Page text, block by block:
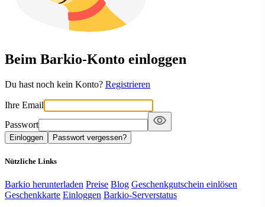
Beim Barkio-Konto einloggen
Du hast noch kein Konto? Registrieren
Ihre Email
Passwort
Einloggen Passwort vergessen?
Nützliche Links
Barkio herunterladen Preise Blog Geschenkgutschein einlösen
Geschenkkarte Einloggen Barkio-Serverstatus